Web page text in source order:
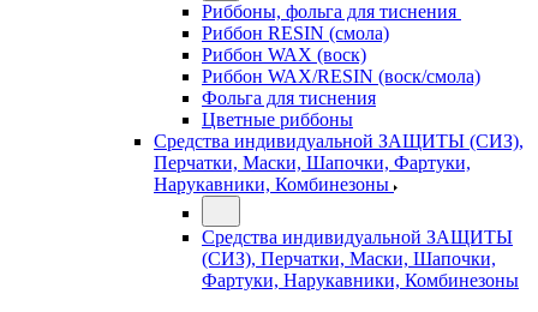
Риббоны, фольга для тиснения
Риббон RESIN (смола)
Риббон WAX (воск)
Риббон WAX/RESIN (воск/смола)
Фольга для тиснения
Цветные риббоны
Средства индивидуальной ЗАЩИТЫ (СИЗ),
Перчатки, Маски, Шапочки, Фартуки,
Нарукавники, Комбинезоны
Средства индивидуальной ЗАЩИТЫ
(СИЗ), Перчатки, Маски, Шапочки,
Фартуки, Нарукавники, Комбинезоны